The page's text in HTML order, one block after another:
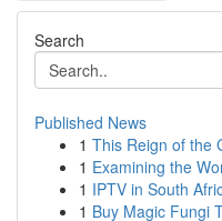
Search
Published News
1 This Reign of the
1 Examining the
1 IPTV in South
1 Buy Magic Fungi